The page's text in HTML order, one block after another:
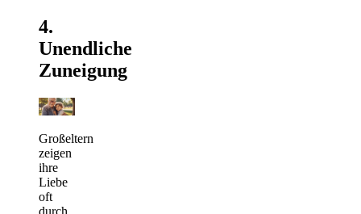
4.
Unendliche
Zuneigung
Großeltern
zeigen
ihre
Liebe
oft